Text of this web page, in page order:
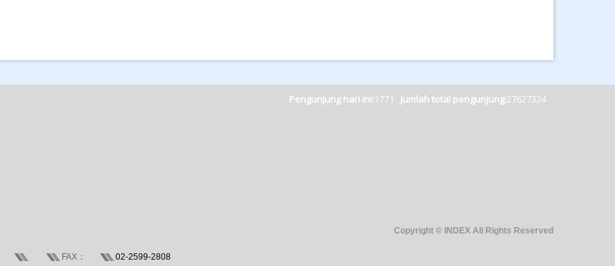
Pengunjung hari ini:1771 Jumlah total pengunjung:27627324
FAX： 02-2599-2808
Copyright © INDEX All Rights Reserved